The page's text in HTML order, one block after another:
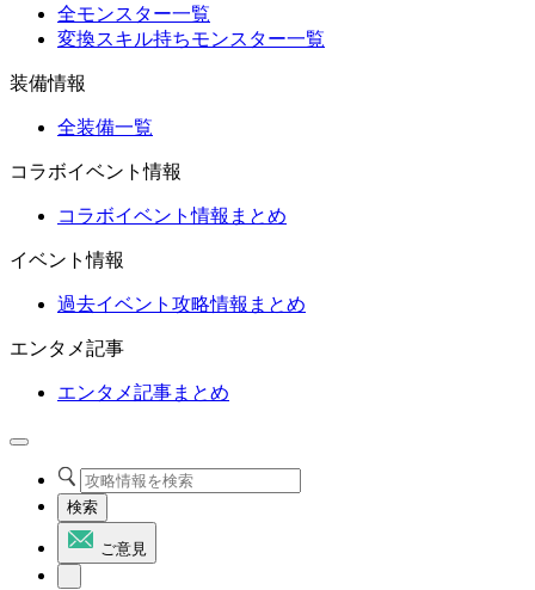
全モンスター一覧
変換スキル持ちモンスター一覧
装備情報
全装備一覧
コラボイベント情報
コラボイベント情報まとめ
イベント情報
過去イベント攻略情報まとめ
エンタメ記事
エンタメ記事まとめ
検索
ご意見